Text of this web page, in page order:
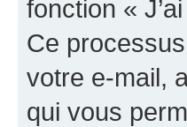
fonction «
Ce
votre e-mail,
qui vous